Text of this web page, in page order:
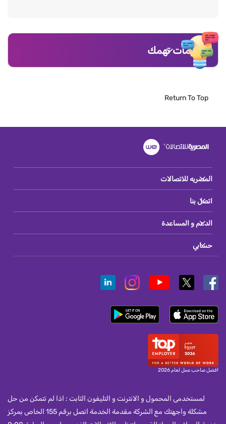
معلومات تهمك
Return To Top
المصريه للاتصالات
اتصل بنا
الدعم و المساعدة
حسابي
أفضل صاحب عمل لعام 2026
لمستخدمى المحمول و الانترنت و التليفون الثابت : اذا لم تتمكن من حل
مشكلة واجهتك مع الشركة مقدمة الخدمة اتصل برقم 155 الخاص بمركز